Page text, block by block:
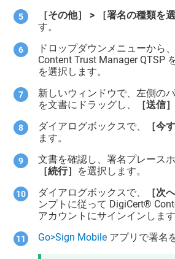
［その他］ > ［署名の種類を選
す。
ドロップダウンメニューから
Content Trust ManagerQTSP
を選択します。
新しいウィンドウで、左側の
を文書にドラッグし、
［送信］
ダイアログボックスで、
［今
ます。
文書を確認し、署名プレース
［続行］ を選択します。
ダイアログボックスで、
［次へ
ンプトに従って DigiCert​​®​​
アカウントにサインインします
Go>Sign Mobile アプリで署名